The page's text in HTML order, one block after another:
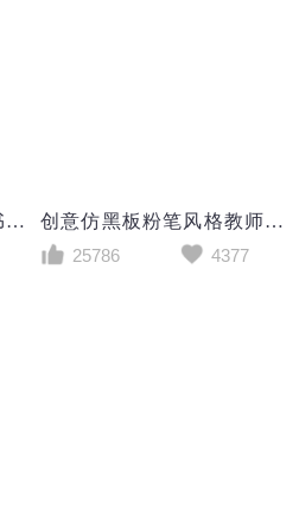
小清新创意卡通儿童读书分享会PPT模板
创意仿黑板粉笔风格教师讲课教学设计PPT模板
25786
4377